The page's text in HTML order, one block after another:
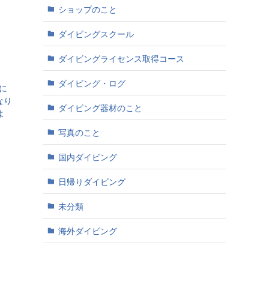
ショップのこと
ダイビングスクール
ダイビングライセンス取得コース
ダイビング・ログ
ダイビング器材のこと
写真のこと
国内ダイビング
日帰りダイビング
未分類
海外ダイビング